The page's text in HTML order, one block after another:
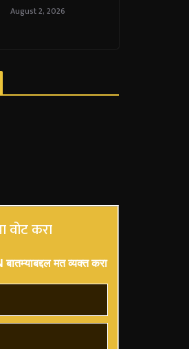
August 2, 2026
वोट करा
मत व्यक्त करा